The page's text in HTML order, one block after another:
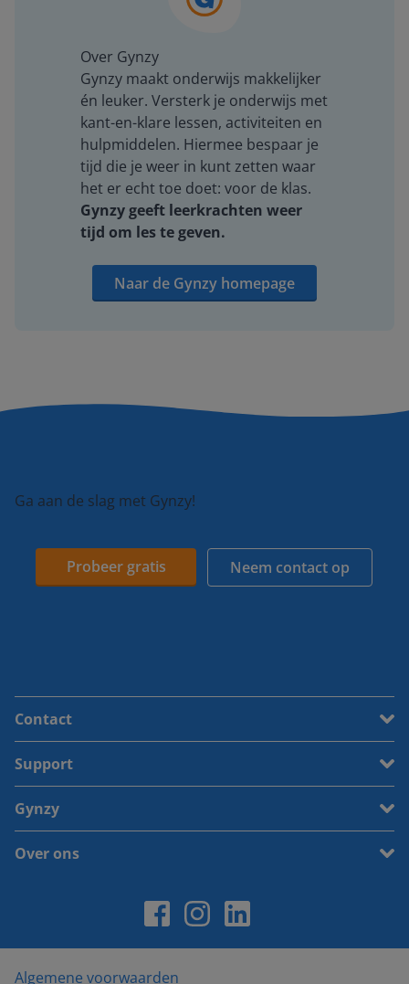
Over Gynzy
Gynzy maakt onderwijs makkelijker
én leuker. Versterk je onderwijs met
kant-en-klare lessen, activiteiten en
hulpmiddelen. Hiermee bespaar je
tijd die je weer in kunt zetten waar
het er echt toe doet: voor de klas.
Gynzy geeft leerkrachten weer
tijd om les te geven.
Naar de Gynzy homepage
Ga aan de slag met Gynzy!
Probeer gratis Neem contact op
Contact
Support
Gynzy
Over ons
Algemene voorwaarden